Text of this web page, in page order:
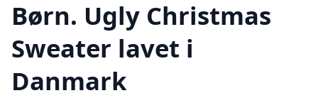
Børn. Ugly Christmas
Sweater lavet i
Danmark